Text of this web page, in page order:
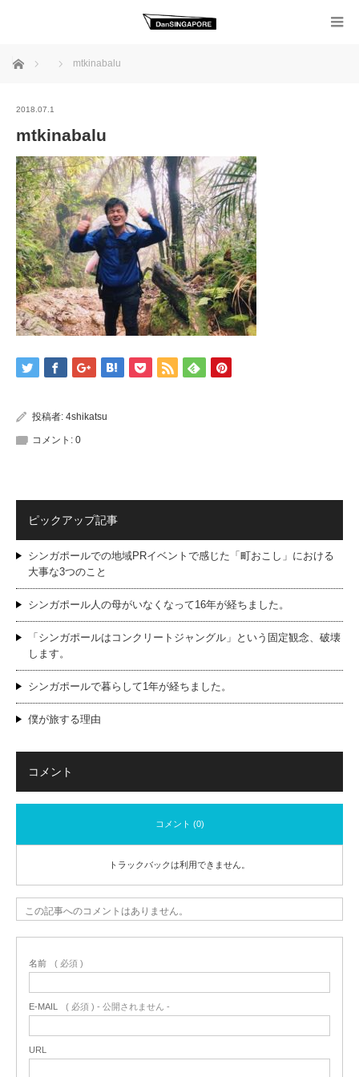
ホーム mtkinabalu
2018.07.1
mtkinabalu
投稿者: 4shikatsu
コメント: 0
ピックアップ記事
シンガポールでの地域PRイベントで感じた「町おこし」における
大事な3つのこと
シンガポール人の母がいなくなって16年が経ちました。
「シンガポールはコンクリートジャングル」という固定観念、破壊
します。
シンガポールで暮らして1年が経ちました。
僕が旅する理由
コメント
コメント (0)
トラックバックは利用できません。
この記事へのコメントはありません。
名前 ( 必須 )
E-MAIL ( 必須 ) - 公開されません -
URL